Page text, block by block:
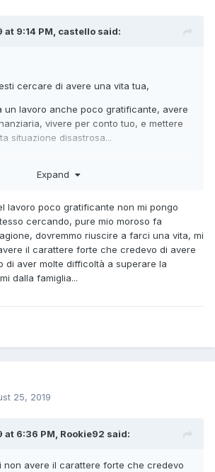
at 9:14 PM, castello said:
cercare di avere una vita tua,
un lavoro anche poco gratificante, avere
vivere per conto tuo, e mettere
situazione disastrosa...
stesso, rispetto al suo ambiente
Expand
lavoro poco gratificante non mi pongo
cercando, pure mio moroso fa
dovremmo riuscire a farci una vita, mi
il carattere forte che credevo di avere
di aver molte difficoltà a superare la
dalla famiglia...
25, 2019
at 6:36 PM, Rookie92 said:
non avere il carattere forte che credevo